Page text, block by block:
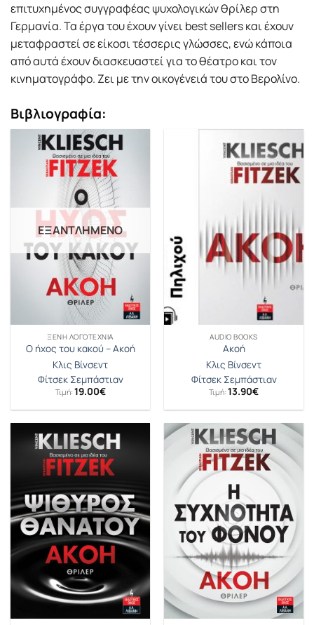
επιτυχημένος συγγραφέας ψυχολογικών θρίλερ στη
Γερμανία. Τα έργα του έχουν γίνει best sellers και έχουν
μεταφραστεί σε είκοσι τέσσερις γλώσσες, ενώ κάποια
από αυτά έχουν διασκευαστεί για το θέατρο και τον
κινηματογράφο. Ζει με την οικογένειά του στο Βερολίνο.
Βιβλιογραφία:
ΕΞΑΝΤΛΗΜΈΝΟ
ΞΈΝΗ ΛΟΓΟΤΕΧΝΊΑ
Ο ήχος του κακού – Ακοή
Κλις Βίνσεντ
Φίτσεκ Σεμπάστιαν
Τιμή: 19.00€
AUDIO BOOKS
Ακοή
Κλις Βίνσεντ
Φίτσεκ Σεμπάστιαν
Τιμή: 13.90€